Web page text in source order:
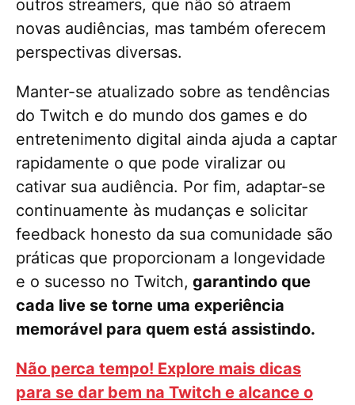
outros streamers, que não só atraem
novas audiências, mas também oferecem
perspectivas diversas.
Manter-se atualizado sobre as tendências
do Twitch e do mundo dos games e do
entretenimento digital ainda ajuda a captar
rapidamente o que pode viralizar ou
cativar sua audiência. Por fim, adaptar-se
continuamente às mudanças e solicitar
feedback honesto da sua comunidade são
práticas que proporcionam a longevidade
e o sucesso no Twitch, garantindo que
cada live se torne uma experiência
memorável para quem está assistindo.
Não perca tempo! Explore mais dicas
para se dar bem na Twitch e alcance o